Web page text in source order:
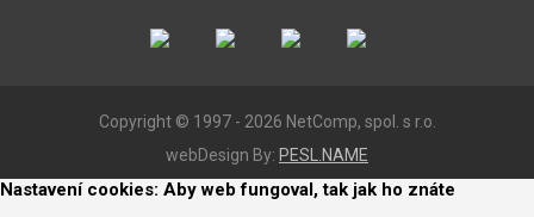
Copyright © 1997 - 2026 NetComp, spol. s r.o.
webDesign By: PESL.NAME
Nastavení cookies: Aby web fungoval, tak jak ho znáte